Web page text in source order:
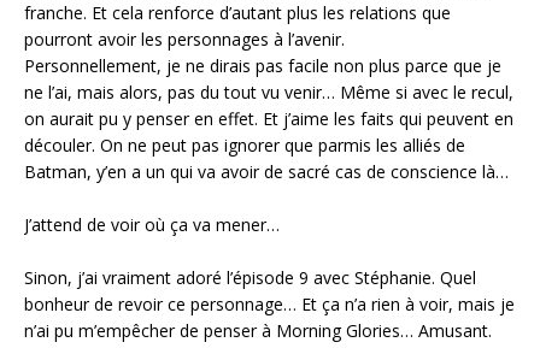
franche. Et cela renforce d’autant plus les relations que
pourront avoir les personnages à l’avenir.
Personnellement, je ne dirais pas facile non plus parce que je
ne l’ai, mais alors, pas du tout vu venir… Même si avec le recul,
on aurait pu y penser en effet. Et j’aime les faits qui peuvent en
découler. On ne peut pas ignorer que parmis les alliés de
Batman, y’en a un qui va avoir de sacré cas de conscience là…
J’attend de voir où ça va mener…
Sinon, j’ai vraiment adoré l’épisode 9 avec Stéphanie. Quel
bonheur de revoir ce personnage… Et ça n’a rien à voir, mais je
n’ai pu m’empêcher de penser à Morning Glories… Amusant.